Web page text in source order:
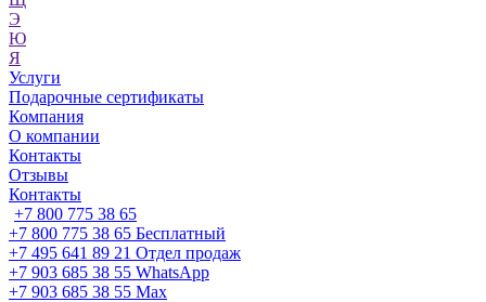
Э
Ю
Я
Услуги
Подарочные сертификаты
Компания
О компании
Контакты
Отзывы
Контакты
+7 800 775 38 65
+7 800 775 38 65 Бесплатный
+7 495 641 89 21 Отдел продаж
+7 903 685 38 55 WhatsApp
+7 903 685 38 55 Max